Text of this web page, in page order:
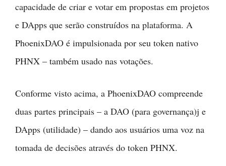
capacidade de criar e votar em propostas em projetos
e DApps que serão construídos na plataforma. A
PhoenixDAO é impulsionada por seu token nativo
PHNX – também usado nas votações.
Conforme visto acima, a PhoenixDAO compreende
duas partes principais – a DAO (para governança)j e
DApps (utilidade) – dando aos usuários uma voz na
tomada de decisões através do token PHNX.